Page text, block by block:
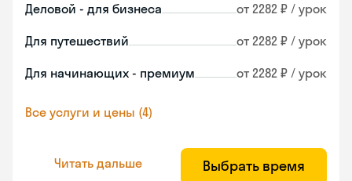
Деловой - для бизнеса от 2282 ₽ / урок
Для путешествий от 2282 ₽ / урок
Для начинающих - премиум от 2282 ₽ / урок
Все услуги и цены (4)
Читать дальше Выбрать время